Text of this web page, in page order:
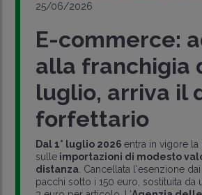
25/06/2026
E-commerce:
alla franchigia
luglio, arriva il
forfettario
Dal 1° luglio 2026 entra in vigore
sulleimportazioni di modesto
distanza. Cancellata l'esenzione
pacchi sotto i 150 euro, sostituita da